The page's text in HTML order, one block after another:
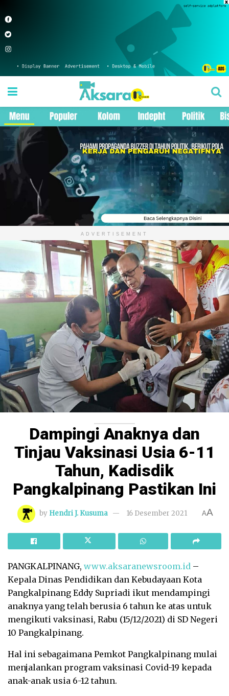
ADVERTISEMENT
Dampingi Anaknya dan
Tinjau Vaksinasi Usia 6-11
Tahun, Kadisdik
Pangkalpinang Pastikan Ini
by Hendri J. Kusuma 16 Desember 2021 AA
PANGKALPINANG, www.aksaranewsroom.id –
Kepala Dinas Pendidikan dan Kebudayaan Kota
Pangkalpinang Eddy Supriadi ikut mendampingi
anaknya yang telah berusia 6 tahun ke atas untuk
mengikuti vaksinasi, Rabu (15/12/2021) di SD Negeri
10 Pangkalpinang.
Hal ini sebagaimana Pemkot Pangkalpinang mulai
menjalankan program vaksinasi Covid-19 kepada
anak-anak usia 6-12 tahun.